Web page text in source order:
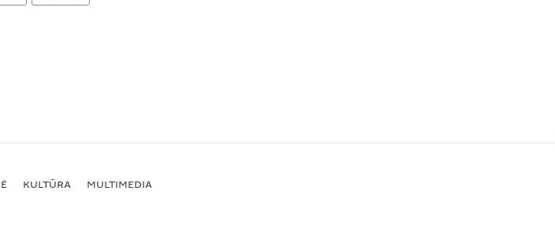
KULTŪRA MULTIMEDIA